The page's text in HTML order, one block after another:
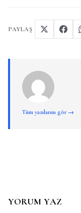
PAYLAŞ
Tüm yazılarını gör →
YORUM YAZ